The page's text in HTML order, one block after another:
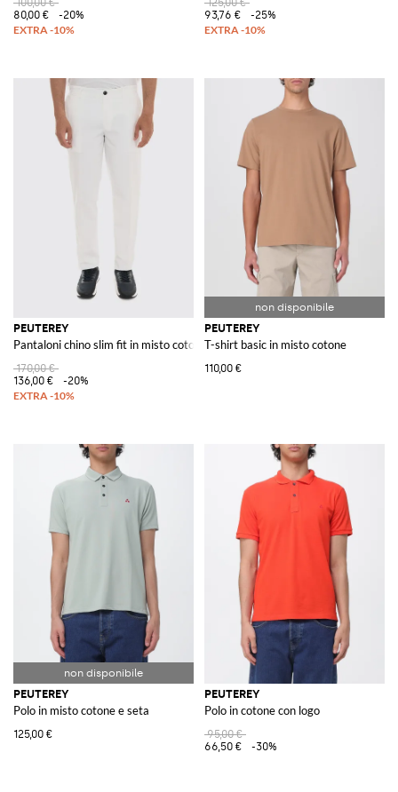
100,00 €
80,00 €
-20%
125,00 €
93,76 €
-25%
PEUTEREY
Pantaloni chino slim fit in misto cotone con vita media
170,00 €
136,00 €
-20%
PEUTEREY
T-shirt basic in misto cotone
110,00 €
PEUTEREY
Polo in misto cotone e seta
125,00 €
PEUTEREY
Polo in cotone con logo
95,00 €
66,50 €
-30%